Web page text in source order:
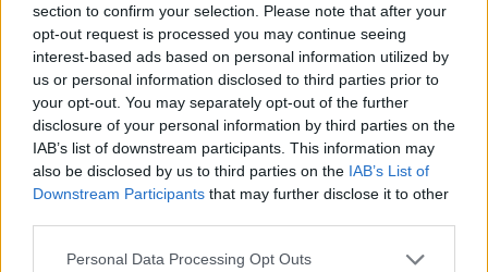
section to confirm your selection. Please note that after your
opt-out request is processed you may continue seeing
interest-based ads based on personal information utilized by
us or personal information disclosed to third parties prior to
your opt-out. You may separately opt-out of the further
disclosure of your personal information by third parties on the
IAB’s list of downstream participants. This information may
also be disclosed by us to third parties on the IAB’s List of
Downstream Participants that may further disclose it to other
Personal Data Processing Opt Outs
Classic Mantra
Riepilogo stagione
Titolare 10 - 26%
Entrato 19 - 50%
Squalificato 0 - 0%
Infortunato 0 - 0%